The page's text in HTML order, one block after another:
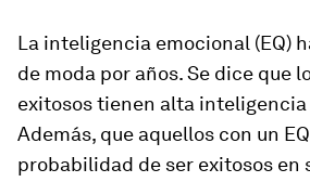
La inteligencia emocional (EQ)
de moda por años. Se dice que
exitosos tienen alta
Además, que aquellos con un
probabilidad de ser exitosos en